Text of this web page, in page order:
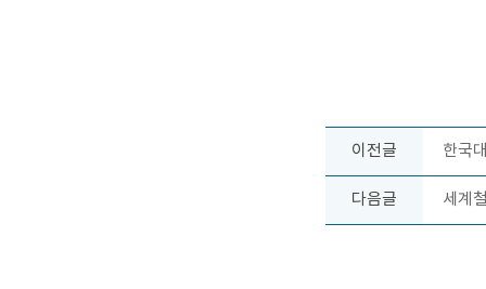
이전글 한국
다음글 세계